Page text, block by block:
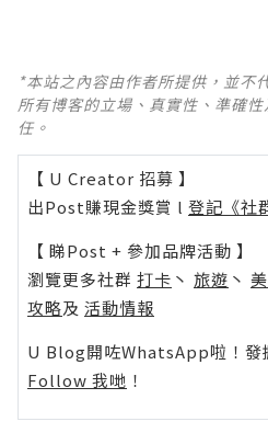
*本站之內容由作者所提供，並不
所有博客的立場、真實性、準確
任。
【 U Creator 招募 】
出Post賺現金獎賞 l 登記《社
【 睇Post + 參加品牌活動 】
瀏覽更多社群 打卡 丶 旅遊 丶
攻略及 活動情報
U Blog開咗WhatsApp啦！發
Follow 我哋 ！